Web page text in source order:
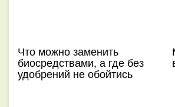
Что можно заменить
биосредствами, а где без
удобрений не обойтись